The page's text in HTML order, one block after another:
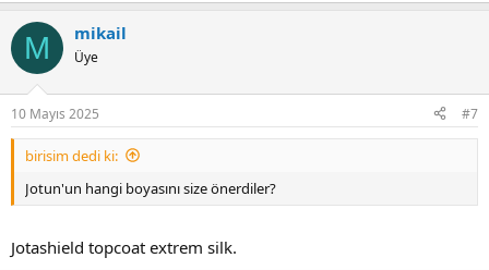
M mikail
Üye
10 Mayıs 2025 #7
birisim dedi ki:
Jotun'un hangi boyasını size önerdiler?
Jotashield topcoat extrem silk.